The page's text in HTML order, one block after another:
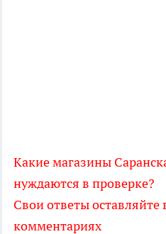
Какие магазины
нуждаются в проверке?
Свои ответы оставляйте
комментариях